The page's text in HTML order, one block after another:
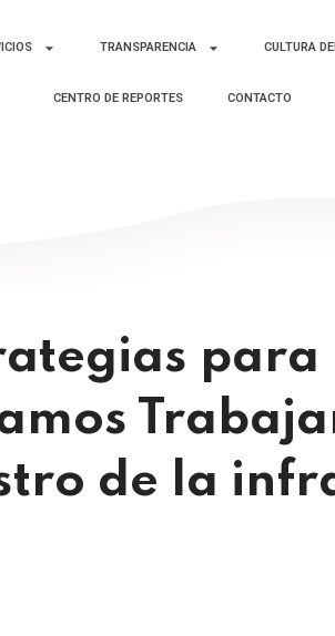
TRANSPARENCIA CULTURA
CENTRO DE REPORTES CONTACTO
de la